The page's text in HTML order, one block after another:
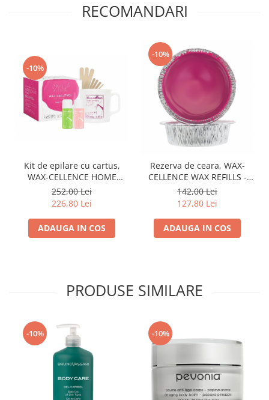
RECOMANDARI
-10%
Kit de epilare cu cartus,
WAX-CELLENCE HOME
WAXING KIT
252,00 Lei
226,80 Lei
ADAUGA IN COS
-10%
Rezerva de ceara, WAX-
CELLENCE WAX REFILLS -
2x80g
142,00 Lei
127,80 Lei
ADAUGA IN COS
PRODUSE SIMILARE
-10% -10%